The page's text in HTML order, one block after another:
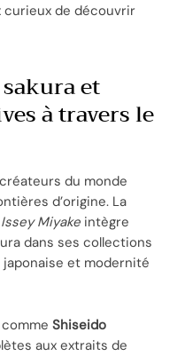
de découvrir
et
à travers le
du monde
d’origine. La
Issey Miyake intègre
dans ses collections
et modernité
commeShiseido
aux extraits de